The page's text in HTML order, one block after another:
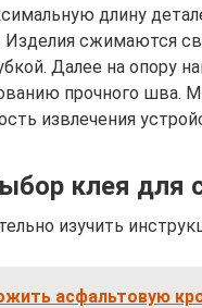
длину
Изделия сжимаются
Далее на опору
прочного шва.
извлечения
клея для
изучить
асфальтовую